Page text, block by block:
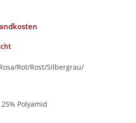
Rot/Rost/Silbergrau/
Polyamid